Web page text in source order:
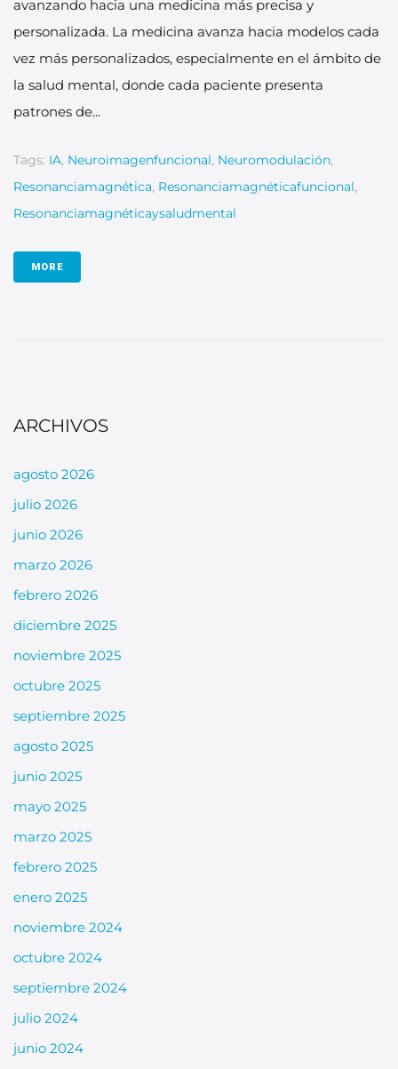
avanzando hacia una medicina más precisa y
personalizada. La medicina avanza hacia modelos cada
vez más personalizados, especialmente en el ámbito de
la salud mental, donde cada paciente presenta
patrones de...
Tags: IA, Neuroimagenfuncional, Neuromodulación,
Resonanciamagnética, Resonanciamagnéticafuncional,
Resonanciamagnéticaysaludmental
MORE
ARCHIVOS
agosto 2026
julio 2026
junio 2026
marzo 2026
febrero 2026
diciembre 2025
noviembre 2025
octubre 2025
septiembre 2025
agosto 2025
junio 2025
mayo 2025
marzo 2025
febrero 2025
enero 2025
noviembre 2024
octubre 2024
septiembre 2024
julio 2024
junio 2024